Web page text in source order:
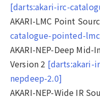
[darts:akari-irc-
AKARI-LMC Point
catalogue-pointed-
AKARI-NEP-Deep
Version 2 [darts:akari-
nepdeep-2.0]
AKARI-NEP-Wide IR